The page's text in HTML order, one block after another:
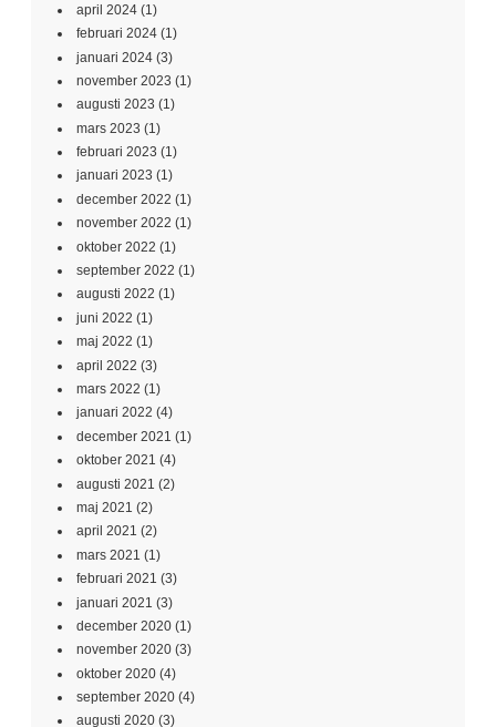
april 2024 (1)
februari 2024 (1)
januari 2024 (3)
november 2023 (1)
augusti 2023 (1)
mars 2023 (1)
februari 2023 (1)
januari 2023 (1)
december 2022 (1)
november 2022 (1)
oktober 2022 (1)
september 2022 (1)
augusti 2022 (1)
juni 2022 (1)
maj 2022 (1)
april 2022 (3)
mars 2022 (1)
januari 2022 (4)
december 2021 (1)
oktober 2021 (4)
augusti 2021 (2)
maj 2021 (2)
april 2021 (2)
mars 2021 (1)
februari 2021 (3)
januari 2021 (3)
december 2020 (1)
november 2020 (3)
oktober 2020 (4)
september 2020 (4)
augusti 2020 (3)